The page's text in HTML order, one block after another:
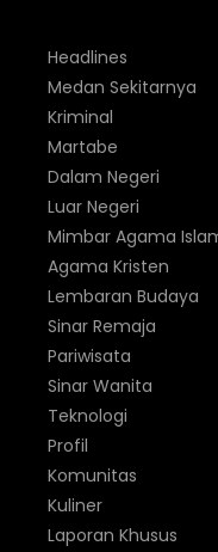
Headlines
Medan Sekitarnya
Kriminal
Martabe
Dalam Negeri
Luar Negeri
Mimbar Agama
Agama Kristen
Lembaran Budaya
Sinar Remaja
Pariwisata
Sinar Wanita
Teknologi
Profil
Komunitas
Kuliner
Laporan Khusus